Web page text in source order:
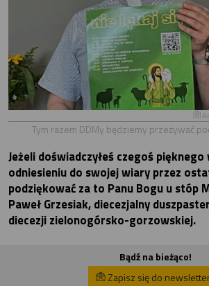
Tym razem DDMy będziemy przeżywać
Jeżeli doświadczyłeś czegoś
odniesieniu do swojej wiary przez
podziękować za to Panu Bogu u stóp
Paweł Grzesiak, diecezjalny
diecezji zielonogórsko-gorzowskiej.
Bądź na bieżąco!
Zapisz się do